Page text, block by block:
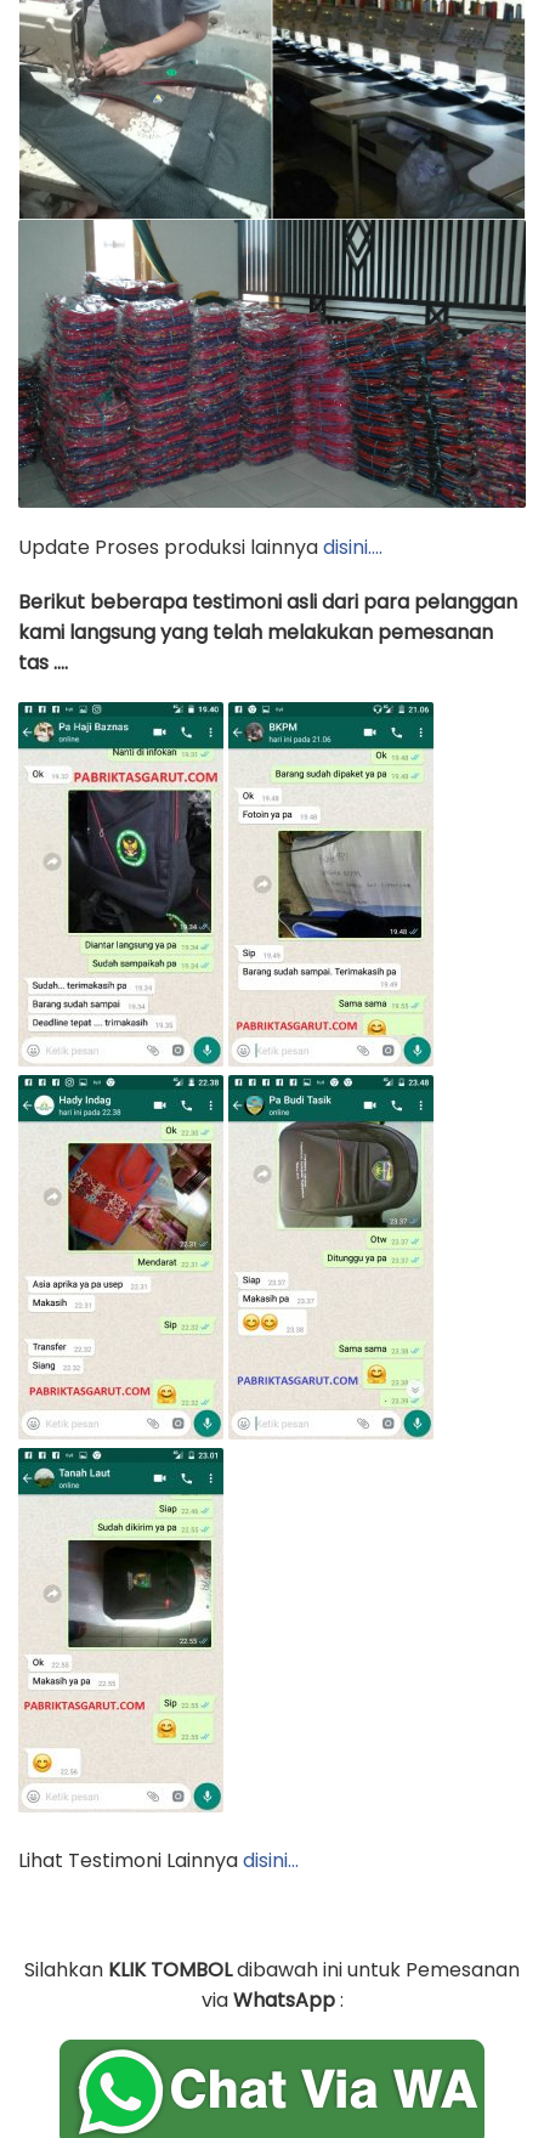
Update Proses produksi lainnyadisini….
Berikut beberapa testimoni asli dari para pelanggan
kami langsung yang telah melakukan pemesanan
tas ….
Lihat Testimoni Lainnyadisini…
Silahkan KLIK TOMBOLdibawah ini untuk Pemesanan
viaWhatsApp: